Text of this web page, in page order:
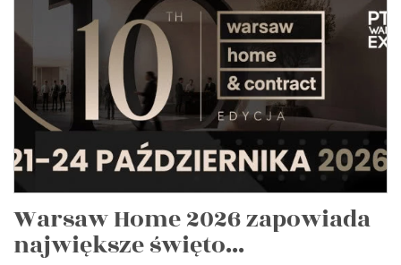
Warsaw Home 2026 zapowiada
największe święto...